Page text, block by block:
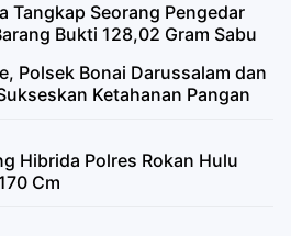
Tangkap Seorang Pengedar
Bukti 128,02 Gram Sabu
Polsek Bonai Darussalam dan
Ketahanan Pangan
Hibrida Polres Rokan Hulu
Cm